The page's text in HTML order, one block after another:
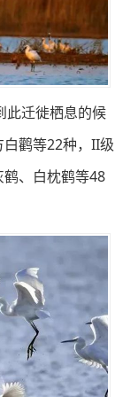
此迁徙栖息的候
鹳等22种，II级
、白枕鹤等48